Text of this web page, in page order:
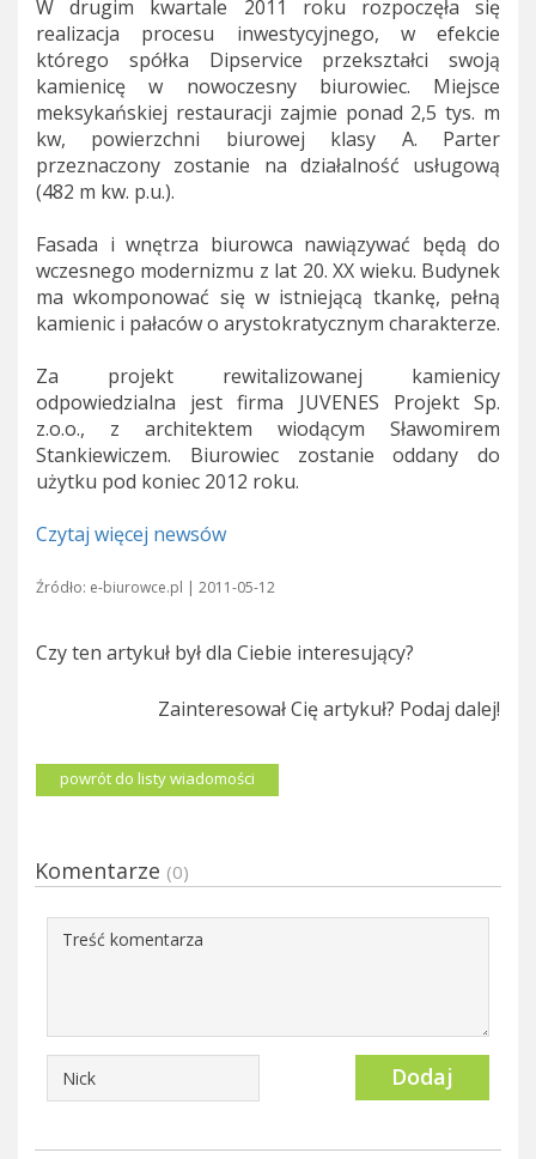
W drugim kwartale 2011 roku rozpoczęła się
realizacja procesu inwestycyjnego, w efekcie
którego spółka Dipservice przekształci swoją
kamienicę w nowoczesny biurowiec. Miejsce
meksykańskiej restauracji zajmie ponad 2,5 tys. m
kw, powierzchni biurowej klasy A. Parter
przeznaczony zostanie na działalność usługową
(482 m kw. p.u.).
Fasada i wnętrza biurowca nawiązywać będą do
wczesnego modernizmu z lat 20. XX wieku. Budynek
ma wkomponować się w istniejącą tkankę, pełną
kamienic i pałaców o arystokratycznym charakterze.
Za projekt rewitalizowanej kamienicy
odpowiedzialna jest firma JUVENES Projekt Sp.
z.o.o., z architektem wiodącym Sławomirem
Stankiewiczem. Biurowiec zostanie oddany do
użytku pod koniec 2012 roku.
Czytaj więcej newsów
Źródło: e-biurowce.pl | 2011-05-12
Czy ten artykuł był dla Ciebie interesujący?
Zainteresował Cię artykuł? Podaj dalej!
powrót do listy wiadomości
Komentarze (0)
Dodaj